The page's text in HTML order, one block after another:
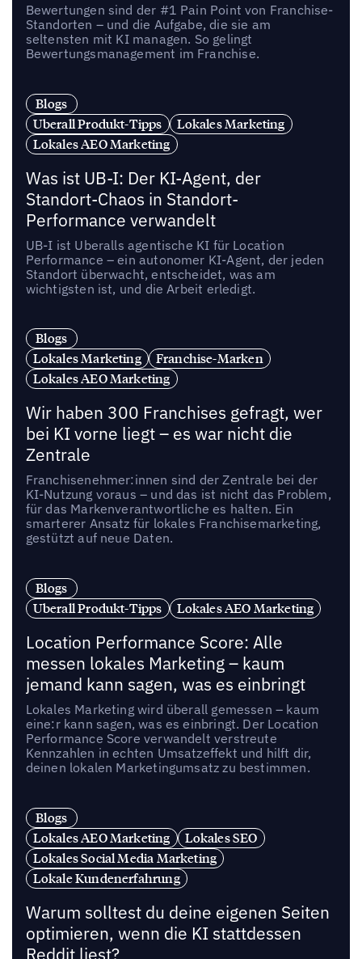
Bewertungen sind der #1 Pain Point von Franchise-
Standorten – und die Aufgabe, die sie am
seltensten mit KI managen. So gelingt
Bewertungsmanagement im Franchise.
Blogs
Uberall Produkt-Tipps
Lokales Marketing
Lokales AEO Marketing
Was ist UB-I: Der KI-Agent, der
Standort-Chaos in Standort-
Performance verwandelt
UB-I ist Uberalls agentische KI für Location
Performance – ein autonomer KI-Agent, der jeden
Standort überwacht, entscheidet, was am
wichtigsten ist, und die Arbeit erledigt.
Blogs
Lokales Marketing
Franchise-Marken
Lokales AEO Marketing
Wir haben 300 Franchises gefragt, wer
bei KI vorne liegt – es war nicht die
Zentrale
Franchisenehmer:innen sind der Zentrale bei der
KI-Nutzung voraus – und das ist nicht das Problem,
für das Markenverantwortliche es halten. Ein
smarterer Ansatz für lokales Franchisemarketing,
gestützt auf neue Daten.
Blogs
Uberall Produkt-Tipps
Lokales AEO Marketing
Location Performance Score: Alle
messen lokales Marketing – kaum
jemand kann sagen, was es einbringt
Lokales Marketing wird überall gemessen – kaum
eine:r kann sagen, was es einbringt. Der Location
Performance Score verwandelt verstreute
Kennzahlen in echten Umsatzeffekt und hilft dir,
deinen lokalen Marketingumsatz zu bestimmen.
Blogs
Lokales AEO Marketing
Lokales SEO
Lokales Social Media Marketing
Lokale Kundenerfahrung
Warum solltest du deine eigenen Seiten
optimieren, wenn die KI stattdessen
Reddit liest?